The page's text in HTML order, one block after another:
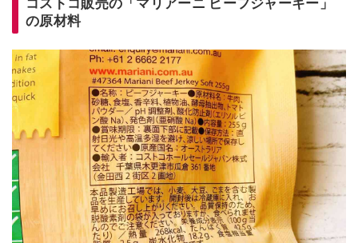
コストコ販売の「マリアーニ ビーフジャーキー」
の原材料